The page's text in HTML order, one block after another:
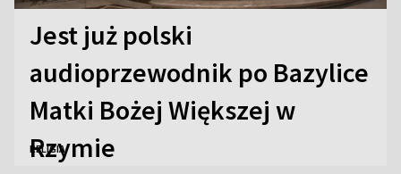
Jest już polski
audioprzewodnik po Bazylice
Matki Bożej Większej w
Rzymie
RELIGIA